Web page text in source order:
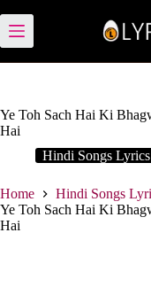
to
content
Ye Toh Sach Hai Ki
Hai
Hindi Songs Lyrics
Home
Hindi Songs
Ye Toh Sach Hai Ki
Hai